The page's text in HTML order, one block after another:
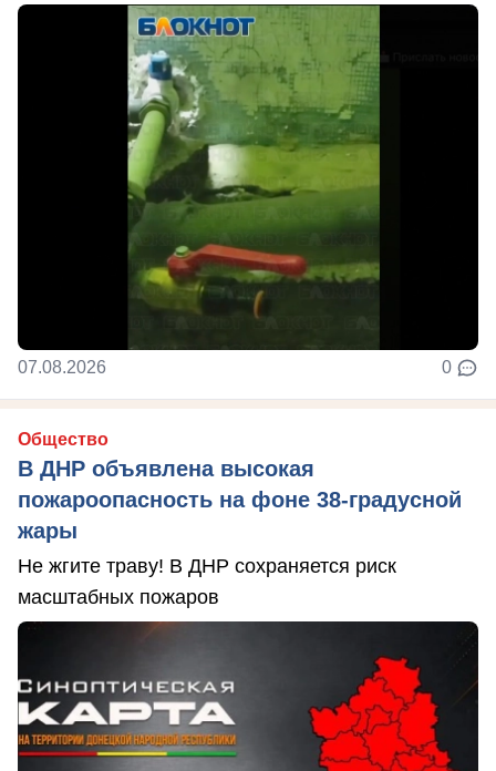
07.08.2026 0
Общество
В ДНР объявлена высокая
пожароопасность на фоне 38-градусной
жары
Не жгите траву! В ДНР сохраняется риск
масштабных пожаров